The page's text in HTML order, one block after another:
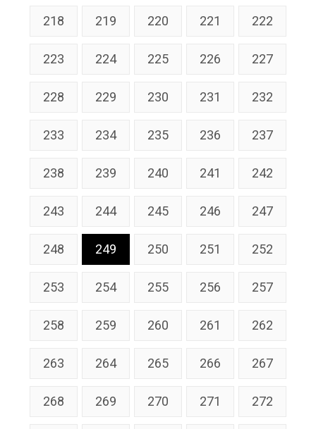
218 219 220 221 222
223 224 225 226 227
228 229 230 231 232
233 234 235 236 237
238 239 240 241 242
243 244 245 246 247
248 249 250 251 252
253 254 255 256 257
258 259 260 261 262
263 264 265 266 267
268 269 270 271 272